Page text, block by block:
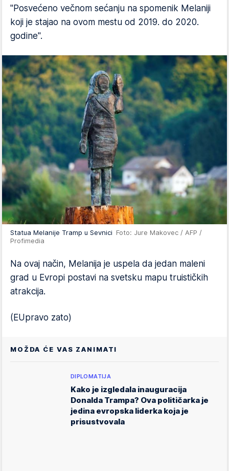
"Posvećeno večnom sećanju na spomenik Melaniji
koji je stajao na ovom mestu od 2019. do 2020.
godine".
Statua Melanije Tramp u Sevnici Foto: Jure Makovec / AFP /
Profimedia
Na ovaj način, Melanija je uspela da jedan maleni
grad u Evropi postavi na svetsku mapu truističkih
atrakcija.
(EUpravo zato)
MOŽDA ĆE VAS ZANIMATI
DIPLOMATIJA
Kako je izgledala inauguracija
Donalda Trampa? Ova političarka je
jedina evropska liderka koja je
prisustvovala